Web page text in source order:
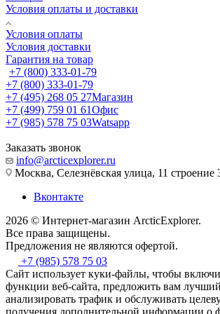
шеврон, который в дальнейшем передают
Предлагая аксессуары для одежды, магазин
заботится о здоровье и безопасности
сделаны из высококачественных
высокий срок службы и не вредят
Магазин одежды и аксессуаров в Москве
клиентам большой ассортимент
которые разнообразят образ и добавят в
шарм и изюминку.
Как правильно выбрать
который не только согреет
Шарф — это важная деталь каждого
так и женского. Аксессуар позволяет
чувствовать себя комфортно и уютно вне
какая погода за окном. Для того чтобы
холодов и морозов, необходимо выбирать
сделаны из высококачественных
Самым важным критерием при выборе
Условия оплаты и доставки
Условия оплаты
Условия доставки
Гарантия на товар
+7 (800) 333-01-79
+7 (800) 333-01-79
+7 (495) 268 05 27Магазин
+7 (499) 759 01 61Офис
+7 (985) 578 75 03Watsapp
Заказать звонок
info@arcticexplorer.ru
Москва, Селезнёвская улица, 11 строение
Вконтакте
2026 © Интернет-магазин АrcticExplorer.
Все права защищены.
Предложения не являются офертой.
+7 (985) 578 75 03
Сайт использует куки-файлы, чтобы
функции веб-сайта, предложить вам
анализировать трафик и обслуживать
получения дополнительной информации о